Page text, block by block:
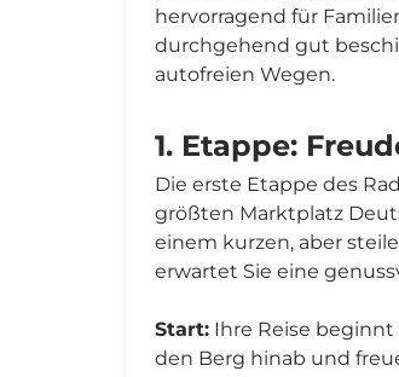
hervorragend für
durchgehend gut
autofreien Wegen.
1. Etappe:
Die erste Etappe des
größten Marktplatz
einem kurzen, aber
erwartet Sie eine
Start: Ihre Reise
den Berg hinab und